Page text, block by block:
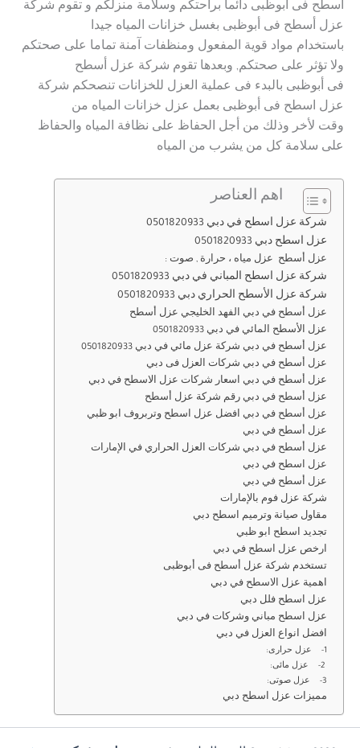
أسطح فى أبوظبى دائما براحتكم وسلامة منزلكم و تقوم شركة
عزل أسطح فى أبوظبى بغسل خزانات المياه جيدا
باستخدام مواد قوية المفعول ومنظفات آمنة تماما على صحتكم
ولا تؤثر على صحتكم, وبعدها تقوم شركة عزل أسطح
فى أبوظبى بالبدء فى عملية العزل للخزانات تنصحكم شركة
عزل اسطح فى أبوظبى بعمل عزل خزانات المياه من
وقت لأخر وذلك من أجل الحفاظ على نظافة المياه والحفاظ
على سلامة كل من يشرب من المياه
اهم العناصر
شركة عزل اسطح في دبي 0501820933
عزل اسطح دبي 0501820933
عزل أسطح عزل مياه ، حرارة , صوت :
شركة عزل اسطح المباني في دبي 0501820933
شركة عزل الأسطح الحراري دبي 0501820933
عزل أسطح في دبي الفهد الخليجي عزل أسطح
عزل الأسطح المائي في دبي 0501820933
عزل أسطح في دبي شركة عزل مائي في دبي 0501820933
عزل أسطح في دبي شركات العزل فى دبي
عزل أسطح في دبي اسعار شركات عزل الاسطح في دبي
عزل أسطح في دبي رقم شركة عزل أسطح
عزل أسطح في دبي افضل عزل اسطح وتربروف ابو ظبي
عزل أسطح في دبي
عزل أسطح في دبي شركات العزل الحراري في الإمارات
عزل اسطح في دبي
عزل أسطح في دبي
شركة عزل فوم بالإمارات
مقاول صيانة وترميم اسطح دبي
تجديد اسطح ابو ظبي
ارخص عزل اسطح في دبي
تستخدم شركة عزل أسطح فى أبوظبى
اهمية عزل الاسطح في دبي
عزل اسطح فلل دبي
عزل اسطح مباني وشركات في دبي
افضل انواع العزل في دبي
1- عزل حرارى:
3- عزل صوتى:
مميزات عزل اسطح دبي